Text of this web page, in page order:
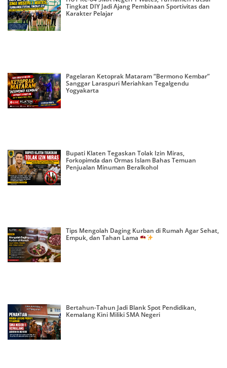
Tingkat DIY Jadi Ajang Pembinaan Sportivitas dan
Karakter Pelajar
Pagelaran Ketoprak Mataram “Bermono Kembar”
Sanggar Laraspuri Meriahkan Tegalgendu
Yogyakarta
Bupati Klaten Tegaskan Tolak Izin Miras,
Forkopimda dan Ormas Islam Bahas Temuan
Penjualan Minuman Beralkohol
Tips Mengolah Daging Kurban di Rumah Agar Sehat,
Empuk, dan Tahan Lama
Bertahun-Tahun Jadi Blank Spot Pendidikan,
Kemalang Kini Miliki SMA Negeri